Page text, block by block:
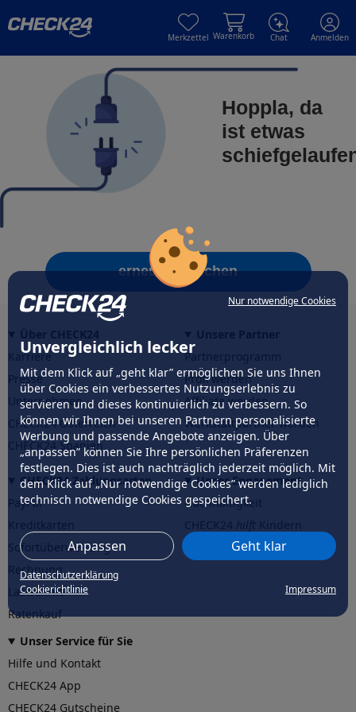
Nur notwendige Cookies
Unvergleichlich lecker
Mit dem Klick auf „geht klar” ermöglichen Sie uns Ihnen
über Cookies ein verbessertes Nutzungserlebnis zu
servieren und dieses kontinuierlich zu verbessern. So
können wir Ihnen bei unseren Partnern personalisierte
Werbung und passende Angebote anzeigen. Über
„anpassen” können Sie Ihre persönlichen Präferenzen
festlegen. Dies ist auch nachträglich jederzeit möglich. Mit
dem Klick auf „Nur notwendige Cookies” werden lediglich
technisch notwendige Cookies gespeichert.
Anpassen Geht klar
Datenschutzerklärung
Cookierichtlinie
Impressum
Merkzettel Warenkorb Chat Anmelden
Hoppla, da
ist etwas
erneut versuchen
Karriere
Presse
Unternehmen
CHECK24 Österreich
CHECK24 Spanien
Partnerprogramm
Profi werden
Affiliate werden
Werkstattpartner werden
CHECK24 Zahlungsarten
PayPal
Sofortüberweisung
Rechnung
Lastschrift
Ratenkauf
Unser Engagement
Nachhaltigkeit
CHECK24hilftder Natur
Unser Service für Sie
Hilfe und Kontakt
CHECK24 App
CHECK24 Gutscheine